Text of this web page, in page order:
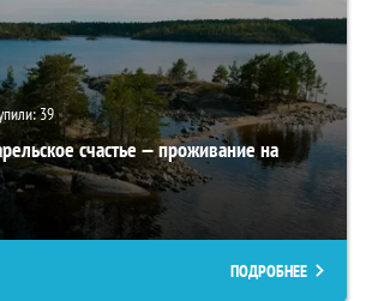
39
счастье — проживание на
ПОДРОБНЕЕ